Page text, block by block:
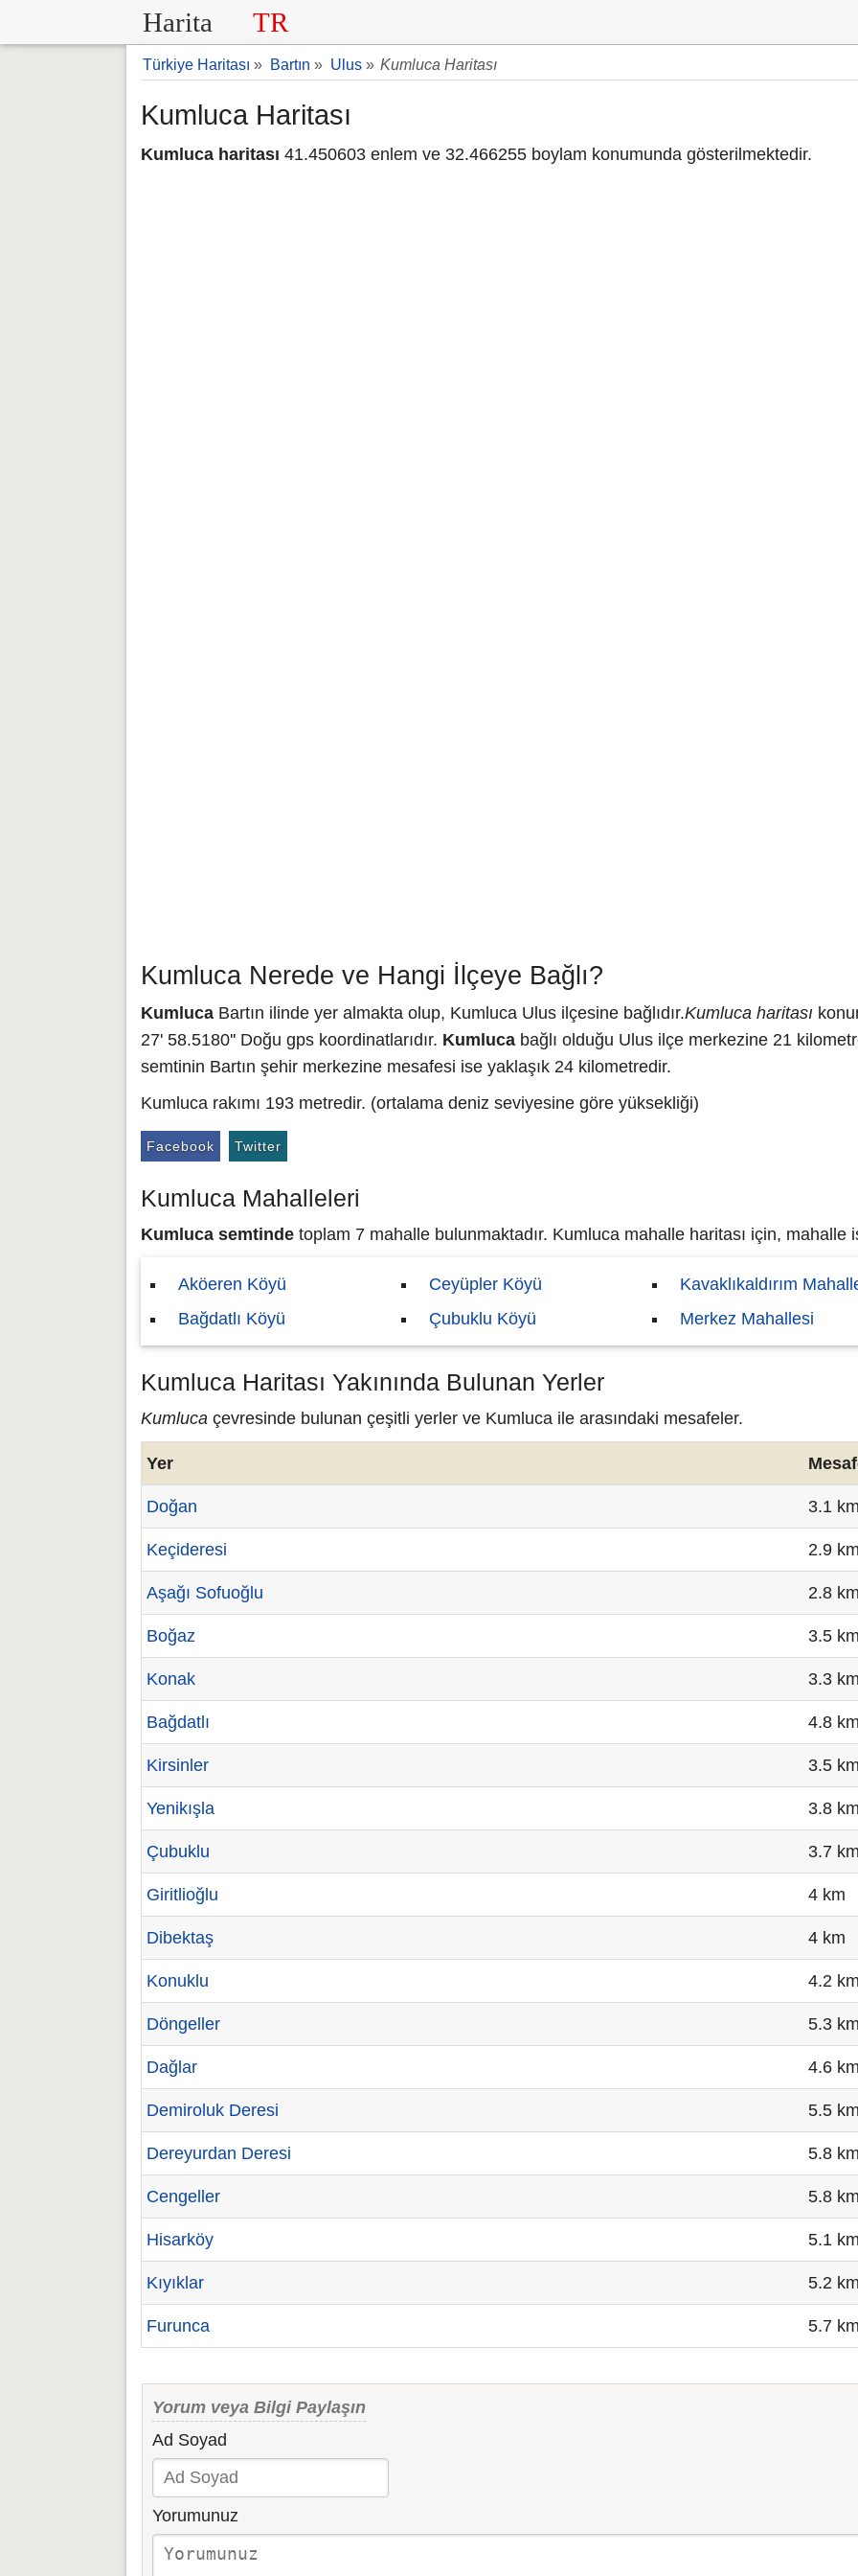
Harita TR
Türkiye Haritası » Bartın » Ulus » Kumluca Haritası
Kumluca Haritası
Kumluca haritası 41.450603 enlem ve 32.466255 boylam konumunda gösterilmektedir.
Kumluca Nerede ve Hangi İlçeye Bağlı?
Kumluca Bartın ilinde yer almakta olup, Kumluca Ulus ilçesine bağlıdır.Kumluca haritası
27' 58.5180'' Doğu gps koordinatlarıdır. Kumluca bağlı olduğu Ulus ilçe merkezine 21
semtinin Bartın şehir merkezine mesafesi ise yaklaşık 24 kilometredir.
Kumluca rakımı 193 metredir. (ortalama deniz seviyesine göre yüksekliği)
Facebook Twitter
Kumluca Mahalleleri
Kumluca semtinde toplam 7 mahalle bulunmaktadır. Kumluca mahalle haritası için, mahalle
Aköeren Köyü
Bağdatlı Köyü
Ceyüpler Köyü
Çubuklu Köyü
Kavaklıkaldırım
Merkez Mahallesi
Kumluca Haritası Yakınında Bulunan Yerler
Kumluca çevresinde bulunan çeşitli yerler ve Kumluca ile arasındaki mesafeler.
Yer
Doğan 3.1 km
Keçideresi 2.9 km
Aşağı Sofuoğlu 2.8 km
Boğaz 3.5 km
Konak 3.3 km
Bağdatlı 4.8 km
Kirsinler 3.5 km
Yenikışla 3.8 km
Çubuklu 3.7 km
Giritlioğlu 4 km
Dibektaş 4 km
Konuklu 4.2 km
Döngeller 5.3 km
Dağlar 4.6 km
Demiroluk Deresi 5.5 km
Dereyurdan Deresi 5.8 km
Cengeller 5.8 km
Hisarköy 5.1 km
Kıyıklar 5.2 km
Furunca 5.7 km
Yorum veya Bilgi Paylaşın
Ad Soyad
Yorumunuz